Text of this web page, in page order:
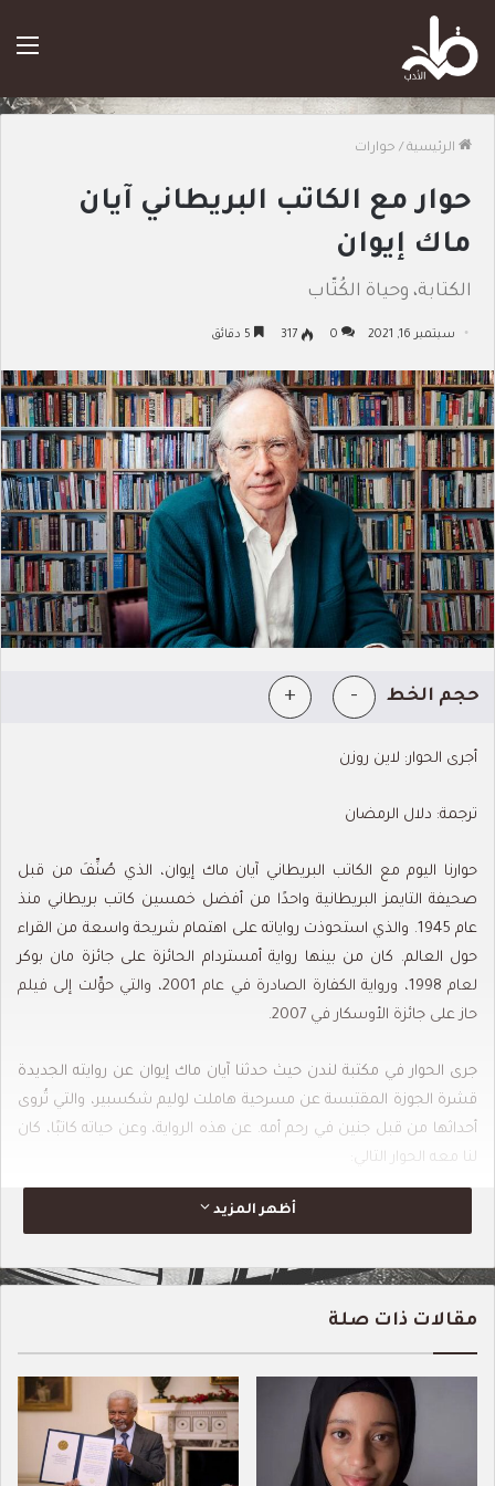
الرئيسية / حوارات
حوار مع الكاتب البريطاني آيان
ماك إيوان
الكتابة، وحياة الكُتّاب
سبتمبر 16, 2021 0
317
حجم الخط -
+
أجرى الحوار: لاين روزن
ترجمة: دلال الرمضان
حوارنا اليوم مع الكاتب البريطاني آيان ماك إيوان، الذي صُنِّفَ من قبل
صحيفة التايمز البريطانية واحدًا من أفضل خمسين كاتب بريطاني منذ
عام 1945. والذي استحوذت رواياته على اهتمام شريحة واسعة من القراء
حول العالم. كان من بينها رواية أمستردام الحائزة على جائزة مان بوكر
لعام 1998، ورواية الكفارة الصادرة في عام 2001، والتي حوِّلت إلى فيلم
حاز على جائزة الأوسكار في 2007.
جرى الحوار في مكتبة لندن حيث حدثنا آيان ماك إيوان عن روايته الجديدة
قشرة الجوزة المقتبسة عن مسرحية هاملت لوليم شكسبير، والتي تُروى
أحداثها من قبل جنين في رحم أمه. عن هذه الرواية، وعن حياته كاتبًا، كان
لنا معه الحوار التالي:
– أظن أن هذا هو كتابك السابع عشر، إن لم أكن مخطئاً؟
– إنه عملي القصصي السابع عشر، والروائي الخامس عشر. فأول كتابين
– تندرج كتاباتك ضمن العديد من الأجناس الأدبية، بما في ذلك السيناريو
السينمائي، والأفلام التلفزيونية، أليس كذلك؟
– بلى. لقد وجدت نفسي، مؤخرا، منغمساً في كتابة السيناريو السينمائي
كثيرا. إذ لدي عملان قيد الإنتاج. وهما مقتبسان من كتابيّ قانون الطفل
أظهر المزيد
مقالات ذات صلة